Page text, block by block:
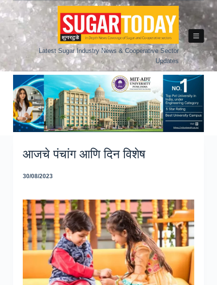
Skip
to
Latest Sugar Industry News & Cooperative Sector
Updates
आजचे पंचांग आणि दिन विशेष
30/08/2023